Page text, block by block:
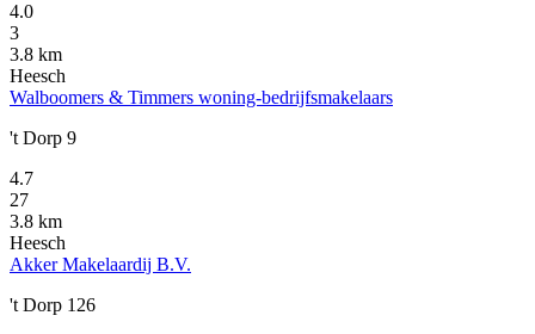
4.0
3
3.8 km
Heesch
Walboomers & Timmers woning-bedrijfsmakelaars
't Dorp 9
4.7
27
3.8 km
Heesch
Akker Makelaardij B.V.
't Dorp 126